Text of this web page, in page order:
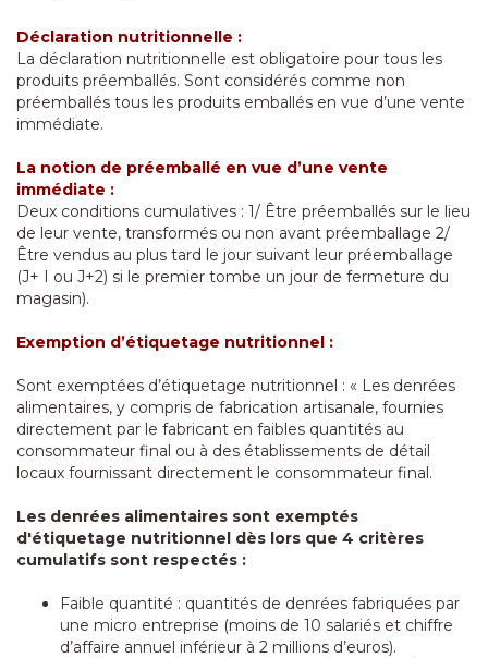
Déclaration nutritionnelle :
La déclaration nutritionnelle est obligatoire pour tous les
produits préemballés. Sont considérés comme non
préemballés tous les produits emballés en vue d’une vente
immédiate.
La notion de préemballé en vue d’une vente
immédiate :
Deux conditions cumulatives : 1/ Être préemballés sur le lieu
de leur vente, transformés ou non avant préemballage 2/
Être vendus au plus tard le jour suivant leur préemballage
(J+ I ou J+2) si le premier tombe un jour de fermeture du
magasin).
Exemption d’étiquetage nutritionnel :
Sont exemptées d’étiquetage nutritionnel : « Les denrées
alimentaires, y compris de fabrication artisanale, fournies
directement par le fabricant en faibles quantités au
consommateur final ou à des établissements de détail
locaux fournissant directement le consommateur final.
Les denrées alimentaires sont exemptés
d'étiquetage nutritionnel dès lors que 4 critères
cumulatifs sont respectés :
Faible quantité : quantités de denrées fabriquées par
une micro entreprise (moins de 10 salariés et chiffre
d’affaire annuel inférieur à 2 millions d’euros).